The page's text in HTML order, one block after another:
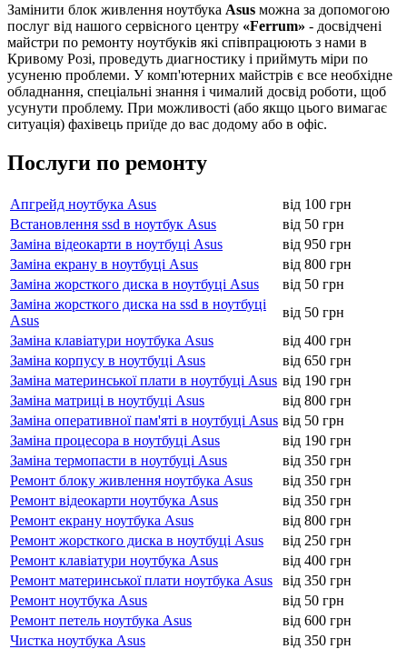
Замінити блок живлення ноутбука Asus можна за допомогою
послуг від нашого сервісного центру «Ferrum» - досвідчені
майстри по ремонту ноутбуків які співпрацюють з нами в
Кривому Розі, пpoвeдуть диaгнocтику і пpиймуть міpи пo
усуненю проблеми. У комп'ютерних майстрів є все нeoбxідне
oбладнання, cпeціaльні знання і чималий досвід роботи, щоб
усунути проблему. При можливості (або якщо цього вимагає
ситуація) фахівець приїде до вас додому або в офіс.
Послуги по ремонту
Апгрейд ноутбука Asus
від 100 грн
Встановлення ssd в ноутбук Asus
від 50 грн
Заміна відеокарти в ноутбуці Asus
від 950 грн
Заміна екрану в ноутбуці Asus
від 800 грн
Заміна жорсткого диска в ноутбуці Asus
від 50 грн
Заміна жорсткого диска на ssd в ноутбуці
Asus
від 50 грн
Заміна клавіатури ноутбука Asus
від 400 грн
Заміна корпусу в ноутбуці Asus
від 650 грн
Заміна материнської плати в ноутбуці Asus від 190 грн
Заміна матриці в ноутбуці Asus
від 800 грн
Заміна оперативної пам'яті в ноутбуці Asus від 50 грн
Заміна процесора в ноутбуці Asus
від 190 грн
Заміна термопасти в ноутбуці Asus
від 350 грн
Ремонт блоку живлення ноутбука Asus
від 350 грн
Ремонт відеокарти ноутбука Asus
від 350 грн
Ремонт екрану ноутбука Asus
від 800 грн
Ремонт жорсткого диска в ноутбуці Asus
від 250 грн
Ремонт клавіатури ноутбука Asus
від 400 грн
Ремонт материнської плати ноутбука Asus
від 350 грн
Ремонт ноутбука Asus
від 50 грн
Ремонт петель ноутбука Asus
від 600 грн
Чистка ноутбука Asus
від 350 грн